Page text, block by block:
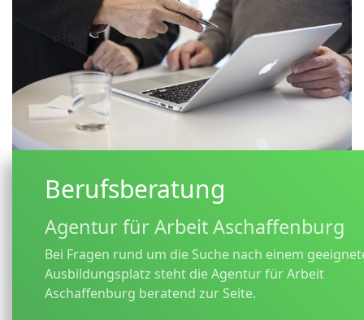
Berufsberatung
Agentur für Arbeit Aschaffenburg
Bei Fragen rund um die Suche nach einem
Ausbildungsplatz steht die Agentur für Arbeit
Aschaffenburg beratend zur Seite.